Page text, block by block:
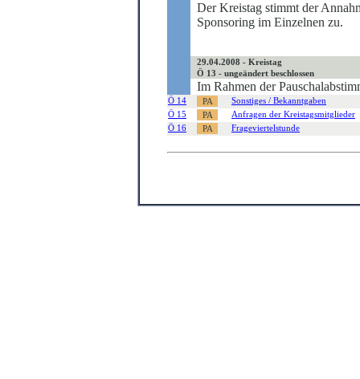
Der Kreistag stimmt der
Sponsoring im Einzelnen zu.
29.04.2008 - Kreistag
Ö 13 - ungeändert beschlossen
Im Rahmen der
Ö 14
Sonstiges / Bekanntgaben
Ö 15
Anfragen der Kreistagsmitglieder
Ö 16
Frageviertelstunde